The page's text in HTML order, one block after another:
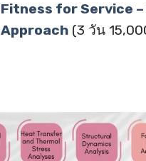
Fitness for Service –
Approach(3 วัน